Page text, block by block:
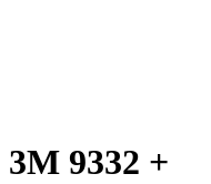
3M 9332 +